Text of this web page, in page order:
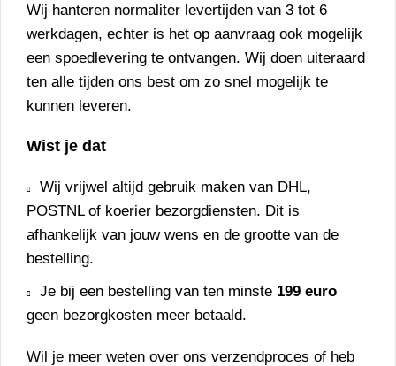
Wij hanteren normaliter levertijden van 3 tot 6
werkdagen, echter is het op aanvraag ook mogelijk
een spoedlevering te ontvangen. Wij doen uiteraard
ten alle tijden ons best om zo snel mogelijk te
kunnen leveren.
Wist je dat
Wij vrijwel altijd gebruik maken van DHL,
POSTNL of koerier bezorgdiensten. Dit is
afhankelijk van jouw wens en de grootte van de
bestelling.
Je bij een bestelling van ten minste 199 euro
geen bezorgkosten meer betaald.
Wil je meer weten over ons verzendproces of heb